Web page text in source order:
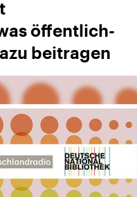
öffentlich-
beitragen